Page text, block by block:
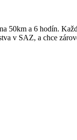
50km a 6 hodín.
v SAZ, a chce